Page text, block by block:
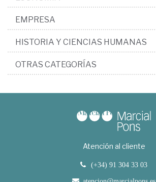
EMPRESA
HISTORIA Y CIENCIAS HUMANAS
OTRAS CATEGORÍAS
Atención al cliente
(+34) 91 304 33 03